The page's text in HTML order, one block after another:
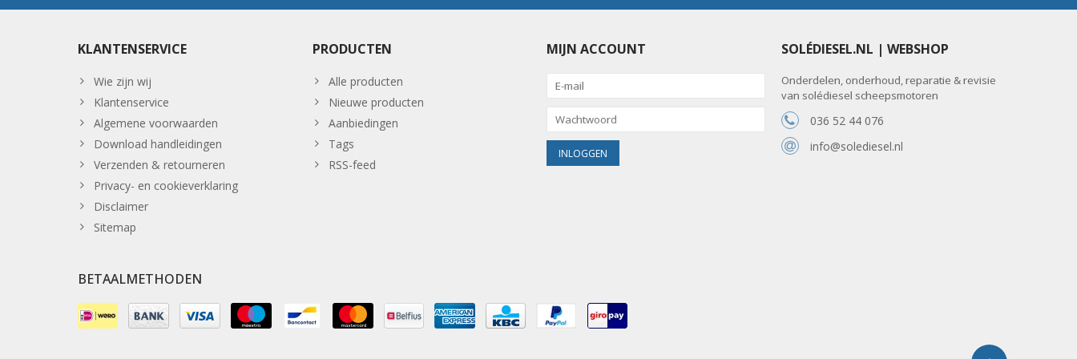
KLANTENSERVICE
Wie zijn wij
Klantenservice
Algemene voorwaarden
Download handleidingen
Verzenden & retourneren
Privacy- en cookieverklaring
Disclaimer
Sitemap
PRODUCTEN
Alle producten
Nieuwe producten
Aanbiedingen
Tags
RSS-feed
MIJN ACCOUNT SOLÉDIESEL.NL | WEBSHOP
Onderdelen, onderhoud, reparatie & revisie
van solédiesel scheepsmotoren
036 52 44 076
info@solediesel.nl
BETAALMETHODEN